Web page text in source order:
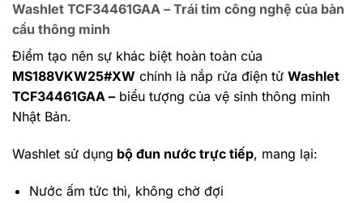
Washlet TCF34461GAA – Trái tim công nghệ của bàn
cầu thông minh
Điểm tạo nên sự khác biệt hoàn toàn của
MS188VKW25#XW chính là nắp rửa điện tử Washlet
TCF34461GAA – biểu tượng của vệ sinh thông minh
Nhật Bản.
Washlet sử dụng bộ đun nước trực tiếp, mang lại:
Nước ấm tức thì, không chờ đợi